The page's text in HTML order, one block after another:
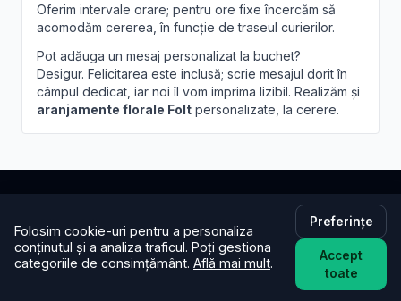
Oferim intervale orare; pentru ore fixe încercăm să
acomodăm cererea, în funcție de traseul curierilor.
Pot adăuga un mesaj personalizat la buchet?
Desigur. Felicitarea este inclusă; scrie mesajul dorit în
câmpul dedicat, iar noi îl vom imprima lizibil. Realizăm și
aranjamente florale Folt personalizate, la cerere.
Brandusa.ro
Buchete cu emoție, aranjamente cu suflet. Comandă
online flori cu livrare în aceeași zi în toată țara.
Folosim cookie-uri pentru a personaliza
conținutul și a analiza traficul. Poți gestiona
categoriile de consimțământ. Află mai mult.
Preferințe
Accept
toate